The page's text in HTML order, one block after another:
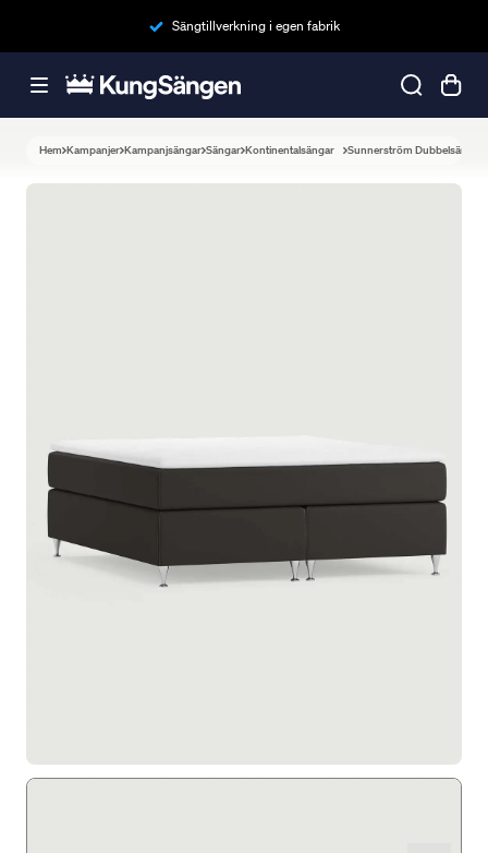
Sängtillverkning i egen fabrik
Hem Kampanjer Kampanjsängar Sängar Kontinentalsängar Sunnerström Dubbelsäng